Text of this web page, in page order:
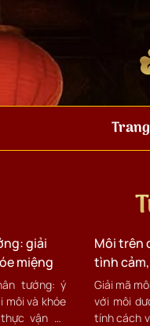
giải
miệng
tướng: ý
môi và khóe
vận và
Môi trên
tình
vàng
Giải mã
với môi
tính cách